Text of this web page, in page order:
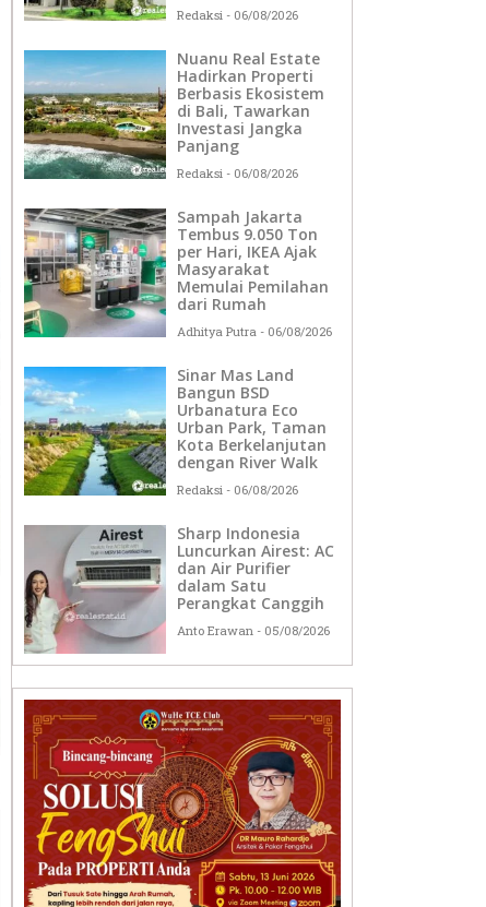
Redaksi 06/08/2026
Nuanu Real Estate
Hadirkan Properti
Berbasis Ekosistem
di Bali, Tawarkan
Investasi Jangka
Panjang
Redaksi 06/08/2026
Sampah Jakarta
Tembus 9.050 Ton
per Hari, IKEA Ajak
Masyarakat
Memulai Pemilahan
dari Rumah
Adhitya Putra 06/08/2026
Sinar Mas Land
Bangun BSD
Urbanatura Eco
Urban Park, Taman
Kota Berkelanjutan
dengan River Walk
Redaksi 06/08/2026
Sharp Indonesia
Luncurkan Airest: AC
dan Air Purifier
dalam Satu
Perangkat Canggih
Anto Erawan 05/08/2026